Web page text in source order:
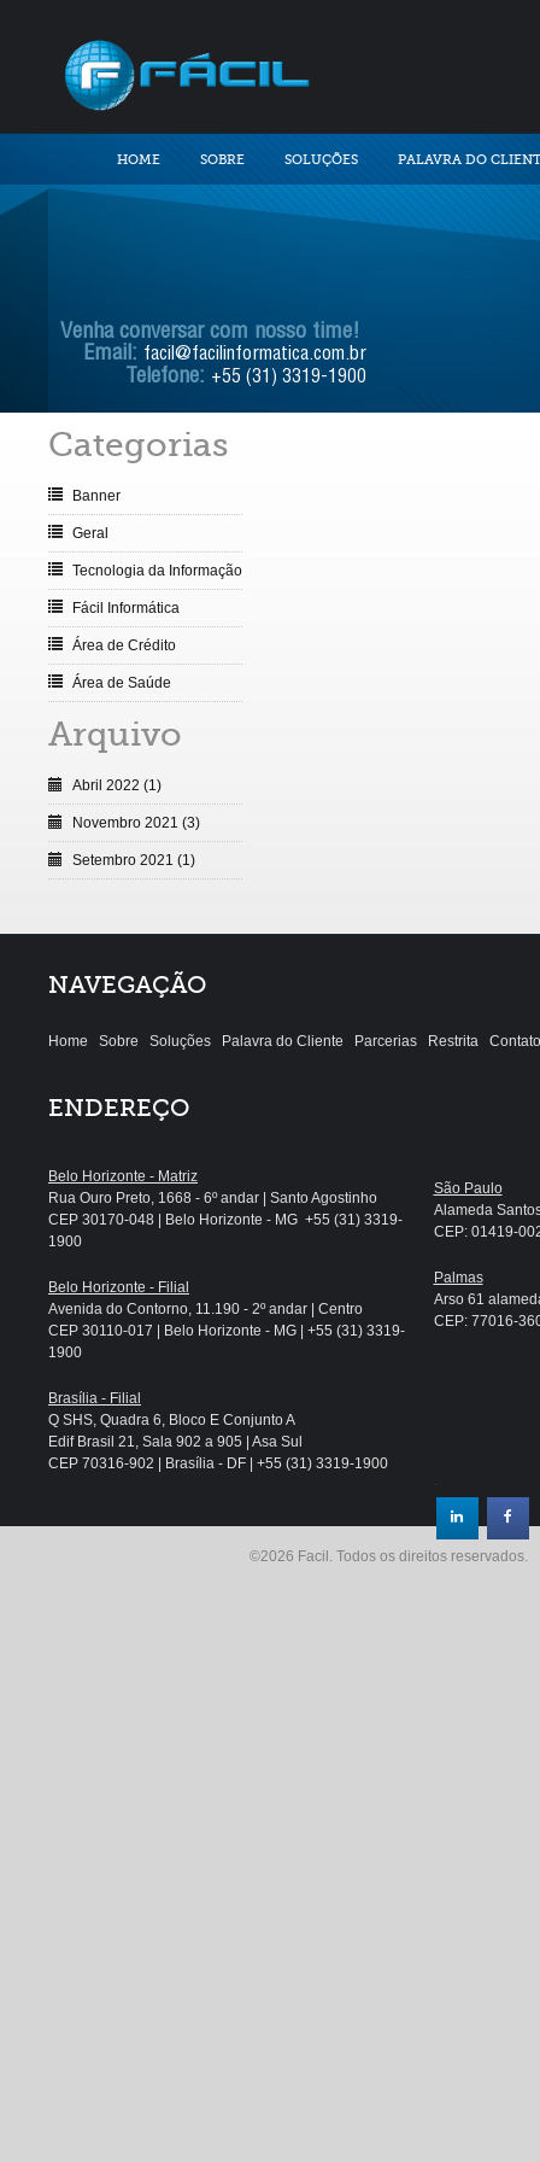
HOME SOBRE SOLUÇÕES PALAVRA DO
Venha conversar com nosso time!
Email: facil@facilinformatica.com.br
Telefone: +55 (31) 3319-1900
Categorias
Banner
Geral
Tecnologia da Informação
Fácil Informática
Área de Crédito
Área de Saúde
Arquivo
Abril 2022 (1)
Novembro 2021 (3)
Setembro 2021 (1)
NAVEGAÇÃO
Home Sobre Soluções Palavra do Cliente Parcerias Restrita Contato
ENDEREÇO
Belo Horizonte - Matriz
Rua Ouro Preto, 1668 - 6º andar | Santo Agostinho
CEP 30170-048 | Belo Horizonte - MG +55 (31) 3319-
1900
Belo Horizonte - Filial
Avenida do Contorno, 11.190 - 2º andar | Centro
CEP 30110-017 | Belo Horizonte - MG | +55 (31) 3319-
1900
Brasília - Filial
Q SHS, Quadra 6, Bloco E Conjunto A
Edif Brasil 21, Sala 902 a 905 | Asa Sul
CEP 70316-902 | Brasília - DF | +55 (31) 3319-1900
São Paulo
Alameda
CEP: 01419-
Palmas
Arso 61
CEP: 77016-
.
©2026 Facil. Todos os direitos reservados.